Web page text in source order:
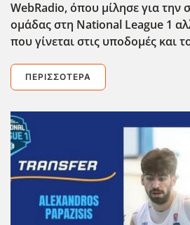
WebRadio, όπου μίλησε για την
ομ΄αδας στη National League 1
που γίνεται στις υποδομές και
ΠΕΡΙΣΣΌΤΕΡΑ